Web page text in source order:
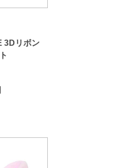
3Dリボン